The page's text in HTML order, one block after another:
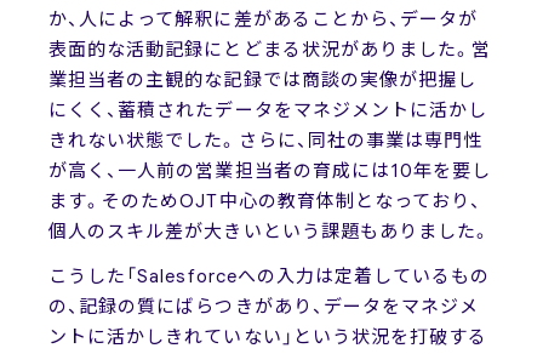
か、人によって解釈に差があることから、データが
表面的な活動記録にとどまる状況がありました。営
業担当者の主観的な記録では商談の実像が把握し
にくく、蓄積されたデータをマネジメントに活かし
きれない状態でした。さらに、同社の事業は専門性
が高く、一人前の営業担当者の育成には10年を要し
ます。そのためOJT中心の教育体制となっており、
個人のスキル差が大きいという課題もありました。
こうした「Salesforceへの入力は定着しているもの
の、記録の質にばらつきがあり、データをマネジメ
ントに活かしきれていない」という状況を打破する